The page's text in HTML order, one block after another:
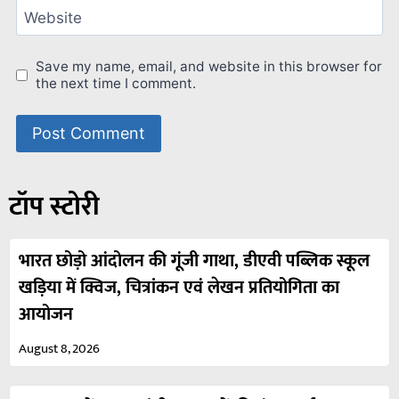
Website
Save my name, email, and website in this browser for
the next time I comment.
टॉप स्टोरी
भारत छोड़ो आंदोलन की गूंजी गाथा, डीएवी पब्लिक स्कूल
खड़िया में क्विज, चित्रांकन एवं लेखन प्रतियोगिता का
आयोजन
August 8, 2026